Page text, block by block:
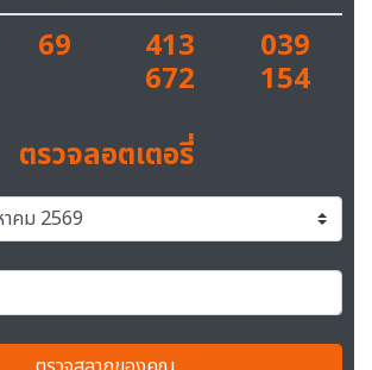
69 413
672
039
154
ตรวจลอตเตอรี่